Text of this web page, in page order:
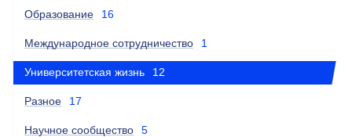
Образование 16
Международное сотрудничество 1
Университетская жизнь 12
Разное 17
Научное сообщество 5